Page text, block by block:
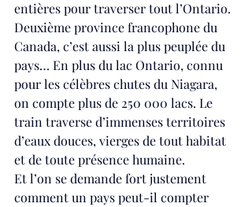
entières pour traverser tout l’Ontario.
Deuxième province francophone du
Canada, c’est aussi la plus peuplée du
pays… En plus du lac Ontario, connu
pour les célèbres chutes du Niagara,
on compte plus de 250 000 lacs. Le
train traverse d’immenses territoires
d’eaux douces, vierges de tout habitat
et de toute présence humaine.
Et l’on se demande fort justement
comment un pays peut-il compter